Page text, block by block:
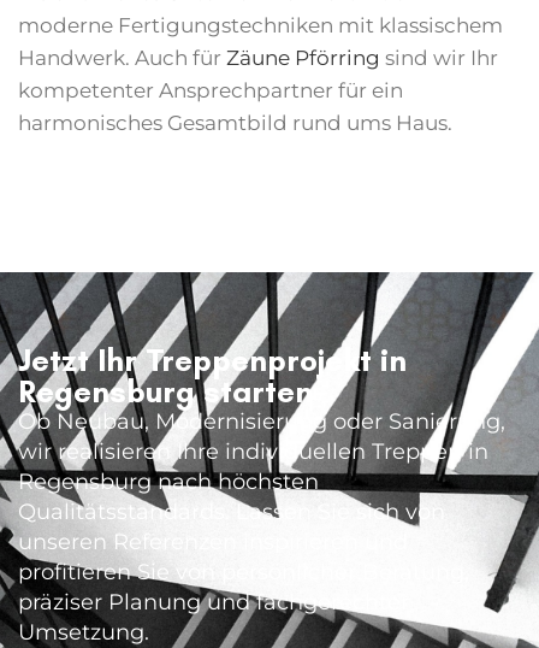
moderne Fertigungstechniken mit klassischem
Handwerk. Auch für Zäune Pförring sind wir Ihr
kompetenter Ansprechpartner für ein
harmonisches Gesamtbild rund ums Haus.
Jetzt Ihr Treppenprojekt in
Regensburg starten
Ob Neubau, Modernisierung oder Sanierung,
wir realisieren Ihre individuellen Treppen in
Regensburgnach höchsten
Qualitätsstandards. Lassen Sie sich von
unseren Referenzen inspirieren und
profitieren Sie von persönlicher Beratung,
präziser Planung und fachgerechter
Umsetzung.